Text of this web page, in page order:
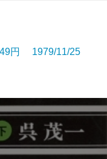
円 1979/11/25